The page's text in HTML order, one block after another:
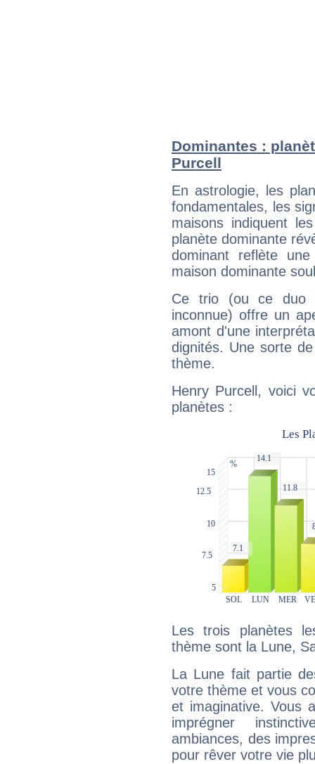
Dominantes :
Purcell
En astrologie, les
fondamentales, les
maisons indiquent
planète dominante
dominant reflète
maison dominante
Ce trio (ou ce duo
inconnue) offre un
amont d'une
dignités. Une sorte
thème.
Henry Purcell, voici
planètes :
Les trois planètes
thème sont la Lune,
La Lune fait partie
votre thème et vous
et imaginative. Vous
imprégner
ambiances, des
pour rêver votre vie